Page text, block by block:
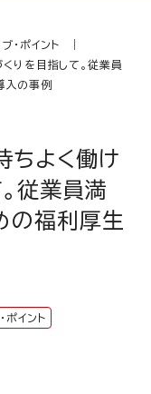
・ポイント
りを目指して。従業員
入の事例
ちよく働け
従業員満
の福利厚生
ポイント